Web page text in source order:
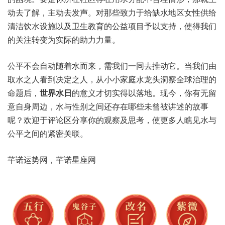
动去了解，主动去发声。对那些致力于给缺水地区女性供给
清洁饮水设施以及卫生教育的公益项目予以支持，使得我们
的关注转变为实际的助力力量。
公平不会自动随着水而来，需我们一同去推动它。当我们由
取水之人看到决定之人，从小小家庭水龙头洞察全球治理的
命题后， 世界水日的意义才切实得以落地。现今，你有无留
意自身周边，水与性别之间还存在哪些未曾被讲述的故事
呢？欢迎于评论区分享你的观察及思考，使更多人瞧见水与
公平之间的紧密关联。
芊诺运势网，芊诺星座网